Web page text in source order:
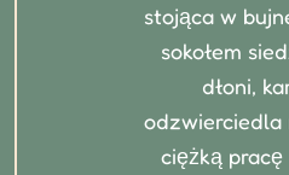
stojąca w
sokołem
dłoni,
odzwierciedla
ciężką pracę